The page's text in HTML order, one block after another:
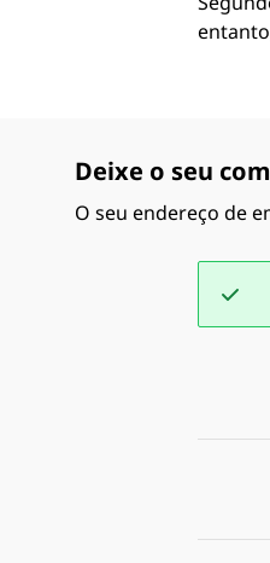
Deixe o seu
O seu endereço de